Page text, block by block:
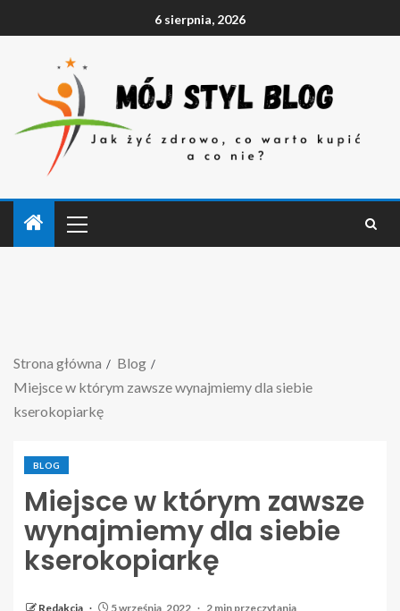
6 sierpnia, 2026
Strona główna
Blog
Miejsce w którym zawsze wynajmiemy dla siebie
kserokopiarkę
BLOG
Miejsce w którym zawsze
wynajmiemy dla siebie
kserokopiarkę
Redakcja 5 września, 2022 2 min przeczytania